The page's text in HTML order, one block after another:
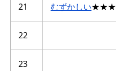
21 むずかしい★★★
22
23